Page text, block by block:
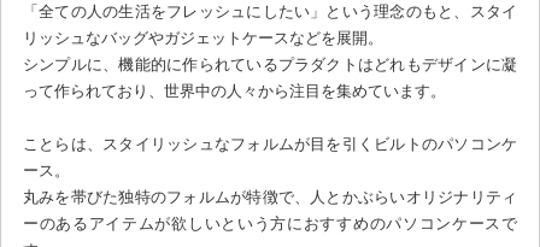
「全ての人の生活をフレッシュにしたい」という理念のもと、スタイ
リッシュなバッグやガジェットケースなどを展開。
シンプルに、機能的に作られているプラダクトはどれもデザインに凝
って作られており、世界中の人々から注目を集めています。
ことらは、スタイリッシュなフォルムが目を引くビルトのパソコンケ
ース。
丸みを帯びた独特のフォルムが特徴で、人とかぶらいオリジナリティ
ーのあるアイテムが欲しいという方におすすめのパソコンケースで